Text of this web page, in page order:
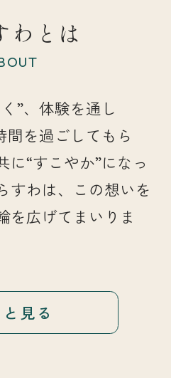
わとは
”、体験を通し
間を過ごしてもら
に“すこやか”になっ
すわは、この想いを
を広げてまいりま
見る